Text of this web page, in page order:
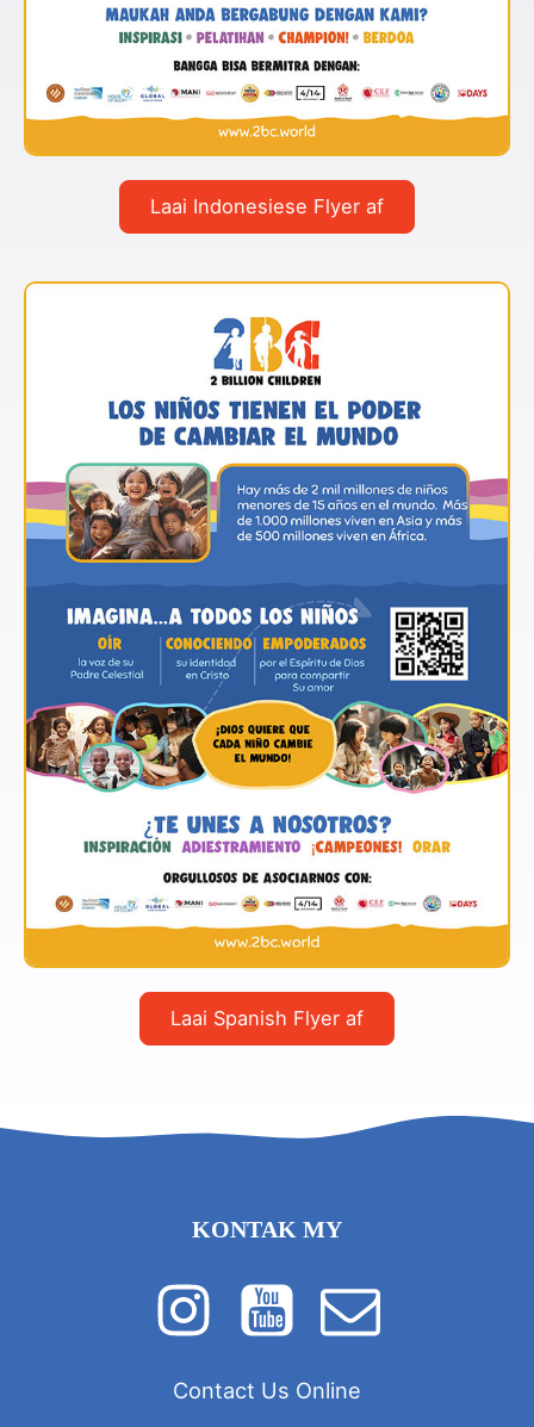
Laai Indonesiese Flyer af
Laai Spanish Flyer af
KONTAK MY
Contact Us Online